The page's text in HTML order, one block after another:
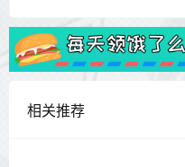
相关推荐